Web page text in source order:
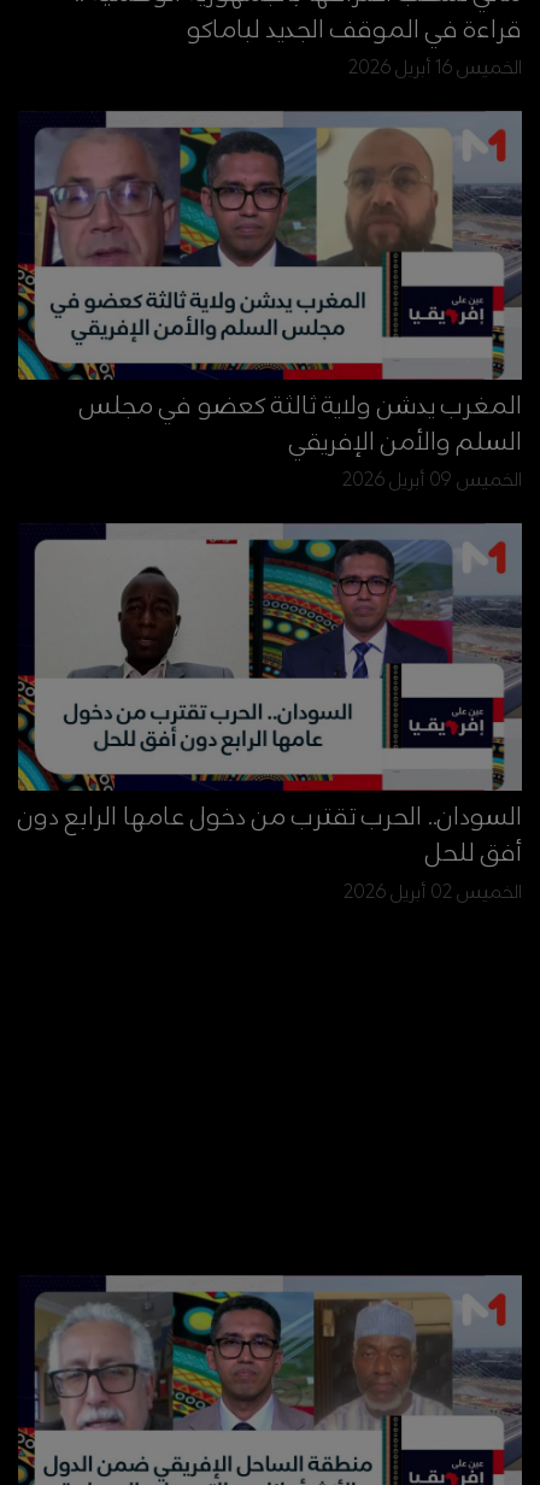
قراءة في الموقف الجديد لباماكو
الخميس 16 أبريل 2026
المغرب يدشن ولاية ثالثة كعضو في مجلس
السلم والأمن الإفريقي
الخميس 09 أبريل 2026
السودان.. الحرب تقترب من دخول عامها الرابع دون
أفق للحل
الخميس 02 أبريل 2026